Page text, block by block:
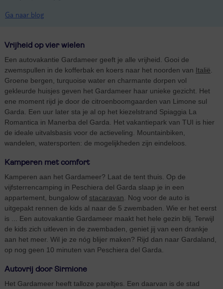
Ga naar blog
Vrijheid op vier wielen
Een autovakantie Gardameer geeft je alle vrijheid. Gooi de
zwemspullen in de kofferbak en koers naar het noorden van Italië
Groene bergen, turquoise water en charmante dorpen vol
gekleurde huisjes geven het Gardameer haar unieke gezicht. Het
ene moment rijd je door de citroenboomgaarden van Limone sul
Garda. Een uur later sta je al op het kiezelstrand Spiaggia La
Romantica in Manerba del Garda. Het vakantiepark van TUI is hier
de ideale uitvalsbasis voor de actieveling. Mountainbiken,
wandelen, watersporten: de mogelijkheden zijn eindeloos.
Kamperen met comfort
Kamperen aan het Gardameer? Laat de tent thuis. Op de
vijfsterrencamping in Peschiera del Garda slaap je in een
appartement, bungalow of stacaravan . Nog voor de auto is
uitgepakt rennen de kids al naar de 5 zwembaden. Wie er het eerst
is ... Een autovakantie Gardameer maakt het hele gezin blij. Terwijl
de kids zich uitleven in de zwembaden, geniet jij van een drankje
aan het meer. Wil je ze nóg blijer maken? Rijd dan naar Gardaland,
op nog geen 10 minuten van Peschiera del Garda.
Autovrij door Sirmione
Het Gardameer heeft talloze pareltjes. Een daarvan is de stad